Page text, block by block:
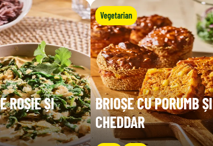
ROȘIE ȘI
Vegetarian
BRIOȘE CU PORUMB ȘI
CHEDDAR